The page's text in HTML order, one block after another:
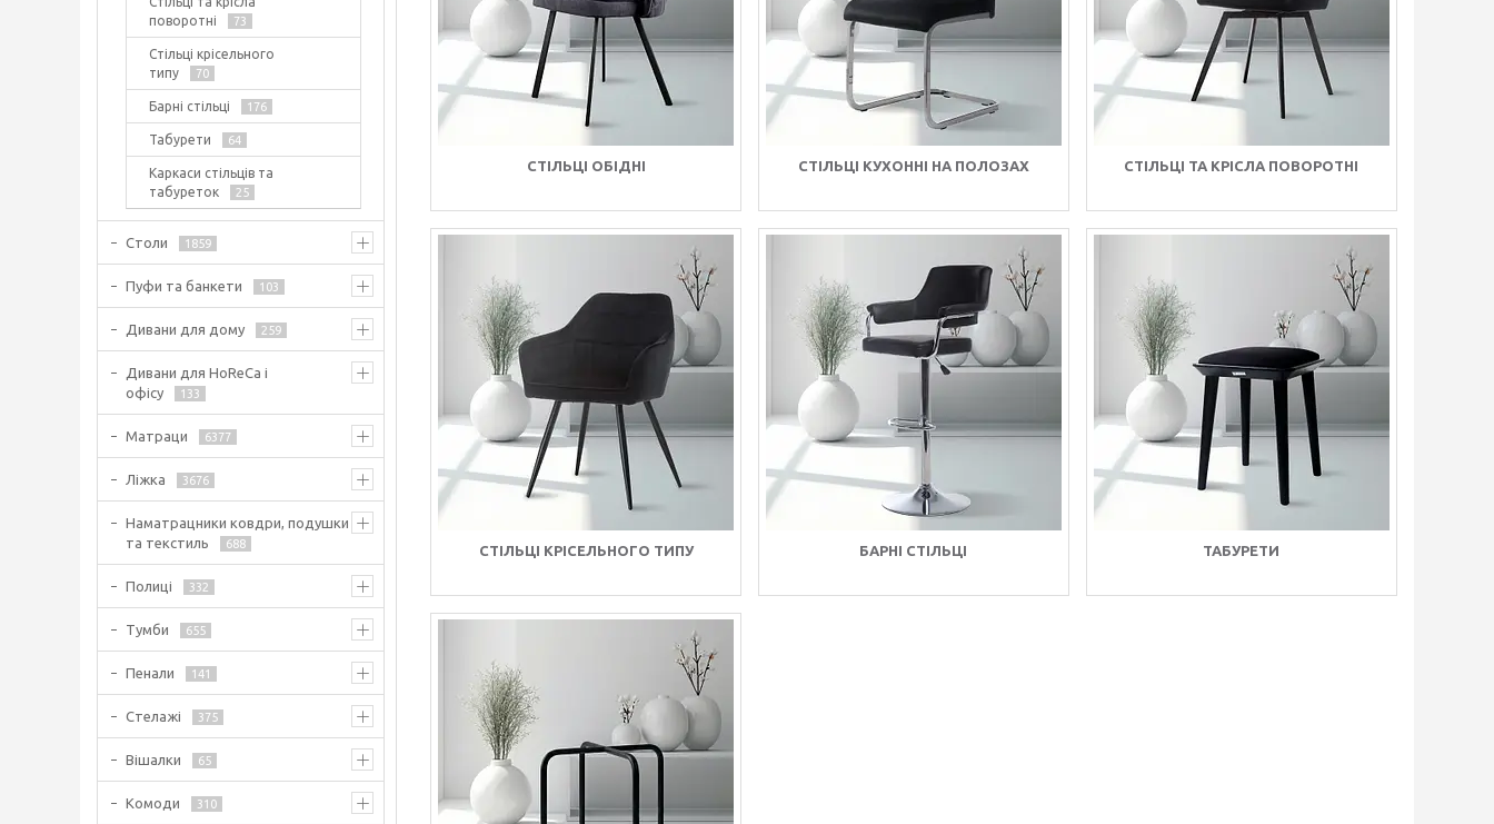
СТІЛЬЦІ ОБІДНІ СТІЛЬЦІ КУХОННІ НА ПОЛОЗАХ СТІЛЬЦІ ТА КРІСЛА ПОВОРОТНІ
СТІЛЬЦІ КРІСЕЛЬНОГО ТИПУ БАРНІ СТІЛЬЦІ ТАБУРЕТИ
поворотні
73
Стільці крісельного
типу
70
Барні стільці 176
Табурети 64
Каркаси стільців та
табуреток
25
Столи 1859
Пуфи та банкети 103
Дивани для дому 259
Дивани для HoReCa і
офісу
133
Матраци 6377
Ліжка 3676
Наматрацники ковдри, подушки
та текстиль
688
Полиці 332
Тумби 655
Пенали 141
Стелажі 375
Вішалки 65
Комоди 310